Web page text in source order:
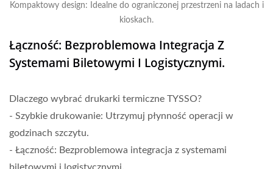
Kompaktowy design: Idealne do ograniczonej przestrzeni na ladach i
kioskach.
Łączność: Bezproblemowa Integracja Z
Systemami Biletowymi I Logistycznymi.
Dlaczego wybrać drukarki termiczne TYSSO?
- Szybkie drukowanie: Utrzymuj płynność operacji w
godzinach szczytu.
- Łączność: Bezproblemowa integracja z systemami
biletowymi i logistycznymi.